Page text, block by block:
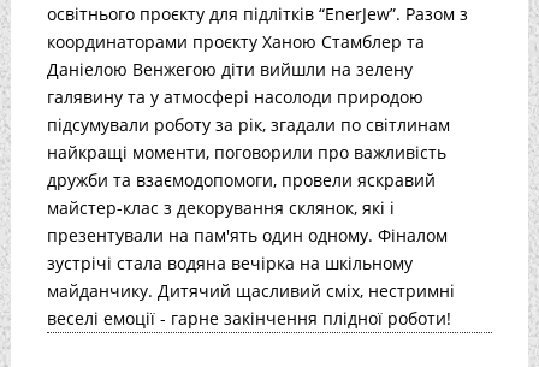
освітнього проєкту для підлітків “EnerJew”. Разом з
координаторами проєкту Ханою Стамблер та
Даніелою Венжегою діти вийшли на зелену
галявину та у атмосфері насолоди природою
підсумували роботу за рік, згадали по світлинам
найкращі моменти, поговорили про важливість
дружби та взаємодопомоги, провели яскравий
майстер-клас з декорування склянок, які і
презентували на пам'ять один одному. Фіналом
зустрічі стала водяна вечірка на шкільному
майданчику. Дитячий щасливий сміх, нестримні
веселі емоції - гарне закінчення плідної роботи!